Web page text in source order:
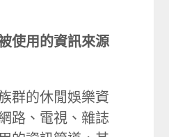
使用的資訊來源
群的休閒娛樂資
路、電視、雜誌